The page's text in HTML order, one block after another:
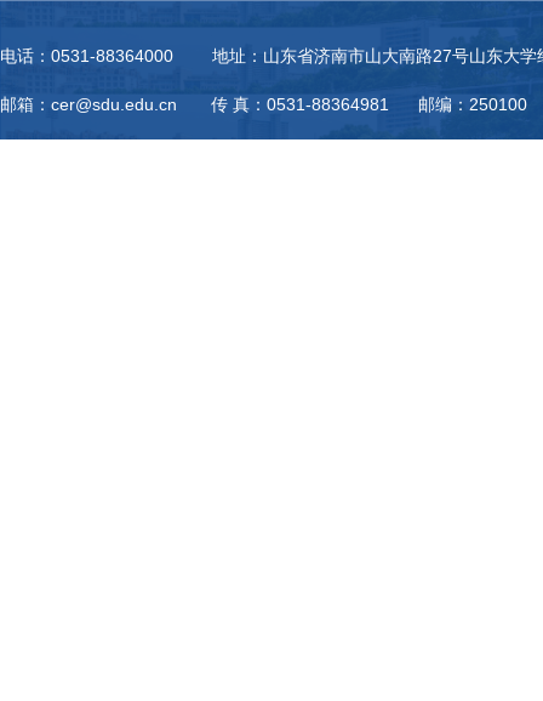
电话：0531-88364000 地址：山东省济南市山大南路27号山东大学
邮箱：cer@sdu.edu.cn 传 真：0531-88364981 邮编：250100